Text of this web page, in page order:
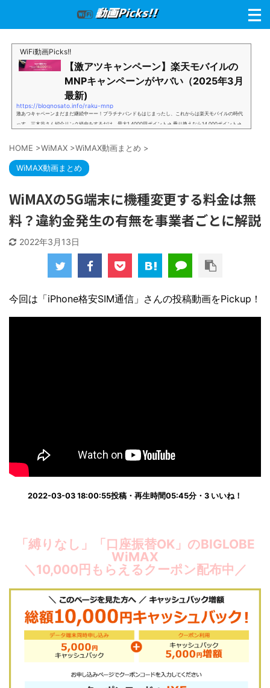
WiFi動画Picks!!
【激アツキャンペーン】楽天モバイルの
MNPキャンペーンがヤバい（2025年3月
最新)
https://blognosato.info/raku-mnp
激あつキャペーンまだまだ継続中ーー！プラチナバンドもはじまったし、これからは楽天モバイルの時代
っす。三木谷さん紹介リンク経由をするだけ。最大1,4000円ポイント→ 乗り換えなら14,000ポイント→
谷さんキャンペーン／2回線目以降でもOK再契約でもでもOK背水の陣の楽天モバイル。ついに「最後の賭
別招待ページから楽天モバイ...
HOME >WiMAX >WiMAX動画まとめ >
WiMAX動画まとめ
WiMAXの5G端末に機種変更する料金は無
料？違約金発生の有無を事業者ごとに解説
2022年3月13日
今回は「iPhone格安SIM通信」さんの投稿動画をPickup！
2022-03-03 18:00:55投稿・再生時間05:45分・3 いいね！
「縛りなし」「口座振替OK」のBIGLOBE
WiMAX
＼10,000円もらえるクーポン配布中／